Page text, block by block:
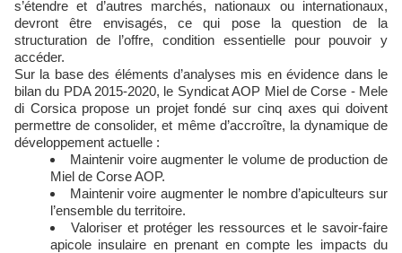
s’étendre et d’autres marchés, nationaux ou internationaux,
devront être envisagés, ce qui pose la question de la
structuration de l’offre, condition essentielle pour pouvoir y
accéder.
Sur la base des éléments d’analyses mis en évidence dans le
bilan du PDA 2015-2020, le Syndicat AOP Miel de Corse - Mele
di Corsica propose un projet fondé sur cinq axes qui doivent
permettre de consolider, et même d’accroître, la dynamique de
développement actuelle :
Maintenir voire augmenter le volume de production de
Miel de Corse AOP.
Maintenir voire augmenter le nombre d’apiculteurs sur
l’ensemble du territoire.
Valoriser et protéger les ressources et le savoir-faire
apicole insulaire en prenant en compte les impacts du